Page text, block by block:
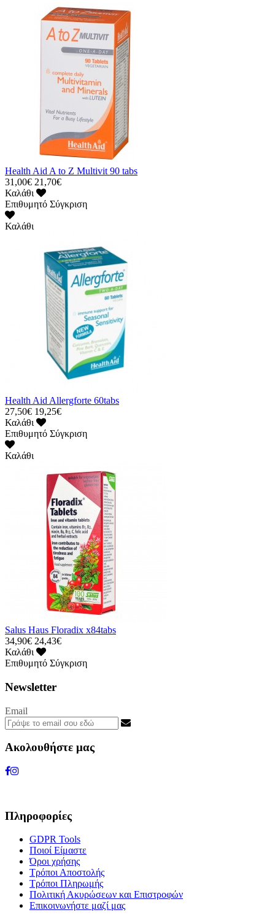
Health Aid A to Z Multivit 90 tabs
31,00€ 21,70€
Καλάθι
Επιθυμητό Σύγκριση
Καλάθι
Health Aid Allergforte 60tabs
27,50€ 19,25€
Καλάθι
Επιθυμητό Σύγκριση
Καλάθι
Salus Haus Floradix x84tabs
34,90€ 24,43€
Καλάθι
Επιθυμητό Σύγκριση
Newsletter
Email
Ακολουθήστε μας
Πληροφορίες
GDPR Tools
Ποιοί Είμαστε
Όροι χρήσης
Τρόποι Αποστολής
Τρόποι Πληρωμής
Πολιτική Ακυρώσεων και Επιστροφών
Επικοινωνήστε μαζί μας